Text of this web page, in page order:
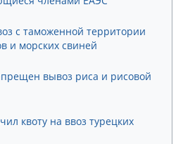
с таможенной территории
и морских свиней
вывоз риса и рисовой
квоту на ввоз турецких